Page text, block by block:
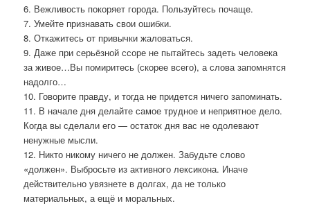
6. Вежливость покоряет города. Пользуйтесь почаще.
7. Умейте признавать свои ошибки.
8. Откажитесь от привычки жаловаться.
9. Даже при серьёзной ссоре не пытайтесь задеть человека
за живое…Вы помиритесь (скорее всего), а слова запомнятся
надолго…
10. Говорите правду, и тогда не придется ничего запоминать.
11. В начале дня делайте самое трудное и неприятное дело.
Когда вы сделали его — остаток дня вас не одолевают
ненужные мысли.
12. Никто никому ничего не должен. Забудьте слово
«должен». Выбросьте из активного лексикона. Иначе
действительно увязнете в долгах, да не только
материальных, а ещё и моральных.